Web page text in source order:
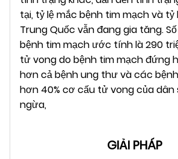
tại, tỷ lệ mắc bệnh tim mạch và
Trung Quốc vẫn đang gia tăng.
bệnh tim mạch ước tính là 290
tử vong do bệnh tim mạch đứng
hơn cả bệnh ung thư và các
hơn 40% cơ cấu tử vong của dân
ngừa,
GIẢI PHÁP